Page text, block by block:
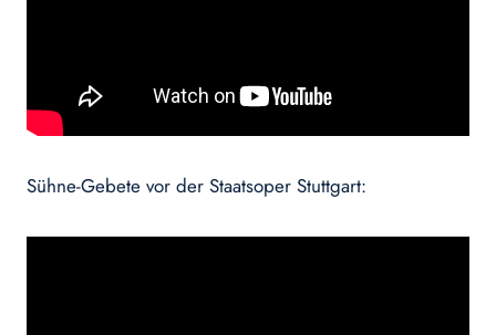
Sühne-Gebete vor der Staatsoper Stuttgart: